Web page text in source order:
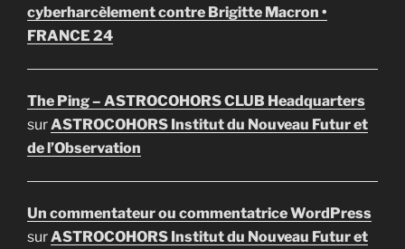
cyberharcèlement contre Brigitte Macron •
FRANCE 24
The Ping – ASTROCOHORS CLUB Headquarters
surASTROCOHORS Institut du Nouveau Futur et
de l’Observation
Un commentateur ou commentatrice WordPress
surASTROCOHORS Institut du Nouveau Futur et